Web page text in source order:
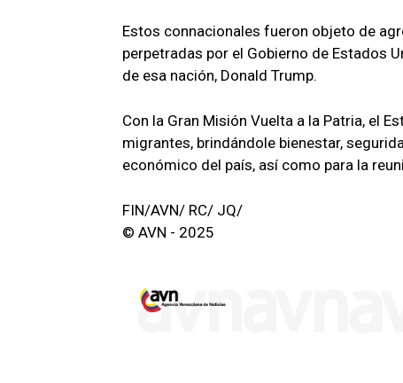
Estos connacionales fueron objeto de
perpetradas por el Gobierno de Estados
de esa nación, Donald Trump.
Con la Gran Misión Vuelta a la Patria, el
migrantes, brindándole bienestar,
económico del país, así como para la
FIN/AVN/ RC/ JQ/
© AVN - 2025